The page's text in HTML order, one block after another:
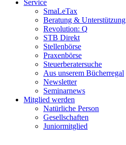
Service
SmaLeTax
Beratung & Unterstützung
Revolution: Q
STB Direkt
Stellenbörse
Praxenbörse
Steuerberatersuche
Aus unserem Bücherregal
Newsletter
Seminarnews
Mitglied werden
Natürliche Person
Gesellschaften
Juniormitglied